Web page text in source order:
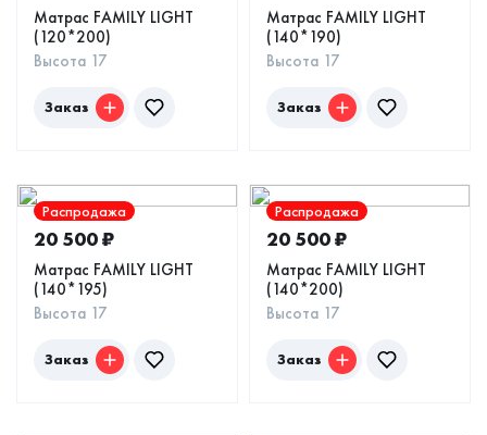
Матрас FAMILY LIGHT
(120*200)
Высота 17
Заказ
Матрас FAMILY LIGHT
(140*190)
Высота 17
Заказ
Распродажа
20 500₽
Матрас FAMILY LIGHT
(140*195)
Высота 17
Заказ
Распродажа
20 500₽
Матрас FAMILY LIGHT
(140*200)
Высота 17
Заказ